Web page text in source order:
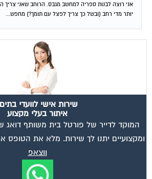
יותר מדי רחב (ובשל כך צריך לפצל עם תומך?) מחפש...
שירות אישי לוועדי
איתור בעלי מקצוע
המוקד לדייר של פורטל בית משותף דואג
ומקצועיים יתנו לך שירות. מלא את הטופס
ווצאפ